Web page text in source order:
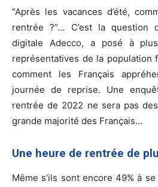
“Après les vacances d’été,
rentrée ?”… C’est la question
digitale Adecco, a posé à
représentatives de la population
comment les Français
journée de reprise. Une
rentrée de 2022 ne sera pas
grande majorité des Français…
Une heure de rentrée de
Même s’ils sont encore 49% à